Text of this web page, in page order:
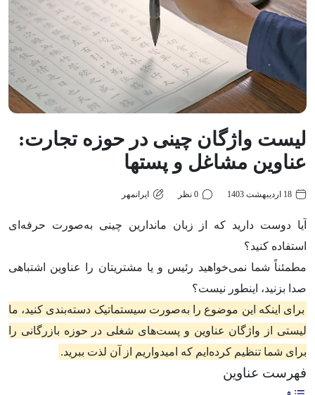
لیست واژگان چینی در حوزه تجارت:
عناوین مشاغل و پست‎ها
18 اردیبهشت 1403 0 نظر ایرانمهر
آیا دوست دارید که از زبان ماندارین چینی به‌صورت حرفه‌ای
استفاده کنید؟
مطمئناً شما نمی‌خواهید رئیس و یا مشتریتان را عناوین اشتباهی
صدا بزنید، اینطور نیست؟
برای اینکه این موضوع را به‌صورت سیستماتیک دسته‌بندی کنید، ما
لیستی از واژگان عناوین و پست‌های شغلی در حوزه بازرگانی را
برای شما تنظیم کرد‌ه‌ایم که امیدواریم از آن لذت ببرید.
فهرست عناوین